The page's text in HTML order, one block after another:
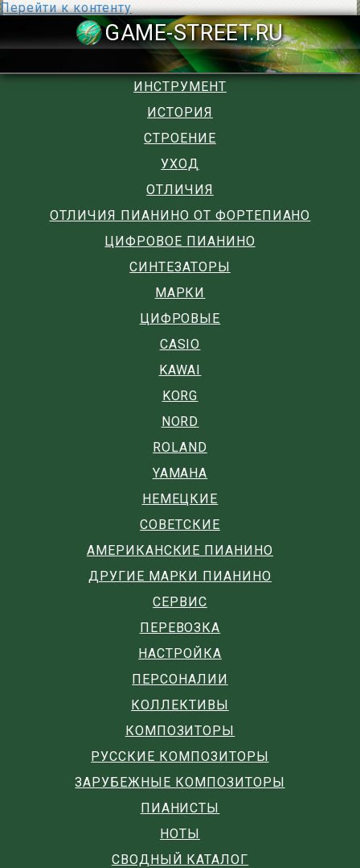
Перейти к контенту
GAME-
ИНСТРУМЕНТ
ИСТОРИЯ
СТРОЕНИЕ
УХОД
ОТЛИЧИЯ
ОТЛИЧИЯ ПИАНИНО ОТ ФОРТЕПИАНО
ЦИФРОВОЕ ПИАНИНО
СИНТЕЗАТОРЫ
МАРКИ
ЦИФРОВЫЕ
CASIO
KAWAI
KORG
NORD
ROLAND
YAMAHA
НЕМЕЦКИЕ
СОВЕТСКИЕ
АМЕРИКАНСКИЕ ПИАНИНО
ДРУГИЕ МАРКИ ПИАНИНО
СЕРВИС
ПЕРЕВОЗКА
НАСТРОЙКА
ПЕРСОНАЛИИ
КОЛЛЕКТИВЫ
КОМПОЗИТОРЫ
РУССКИЕ КОМПОЗИТОРЫ
ЗАРУБЕЖНЫЕ КОМПОЗИТОРЫ
ПИАНИСТЫ
НОТЫ
СВОДНЫЙ КАТАЛОГ